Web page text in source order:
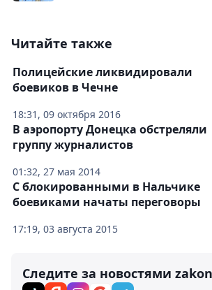
Читайте также
18:31, 09 октября 2016
Полицейские ликвидировали
боевиков в Чечне
01:32, 27 мая 2014
В аэропорту Донецка обстреляли
группу журналистов
17:19, 03 августа 2015
С блокированными в Нальчике
боевиками начаты переговоры
Следите за новостями